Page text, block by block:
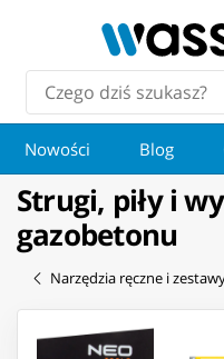
Nowości Blog
Strugi, piły i
gazobetonu
Narzędzia ręczne i